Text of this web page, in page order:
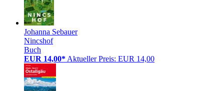
Johanna Sebauer
Nincshof
Buch
EUR 14,00* Aktueller Preis: EUR 14,00